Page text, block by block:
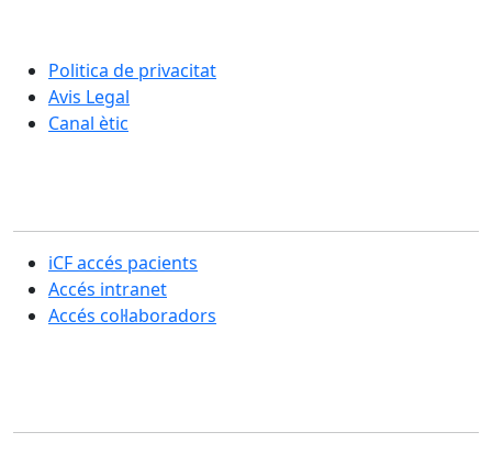
Politica de privacitat
Avis Legal
Canal ètic
iCF accés pacients
Accés intranet
Accés col·laboradors